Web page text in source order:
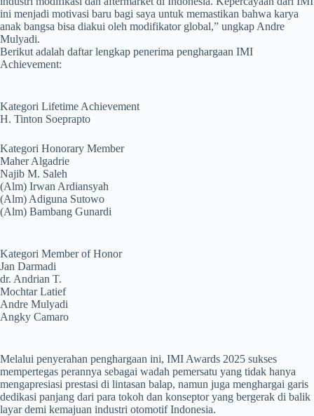
ini menjadi motivasi baru bagi saya untuk memastikan bahwa karya
anak bangsa bisa diakui oleh modifikator global,” ungkap Andre
Mulyadi.
Berikut adalah daftar lengkap penerima penghargaan IMI
Achievement:
Kategori Lifetime Achievement
H. Tinton Soeprapto
Kategori Honorary Member
Maher Algadrie
Najib M. Saleh
(Alm) Irwan Ardiansyah
(Alm) Adiguna Sutowo
(Alm) Bambang Gunardi
Kategori Member of Honor
Jan Darmadi
dr. Andrian T.
Mochtar Latief
Andre Mulyadi
Angky Camaro
Melalui penyerahan penghargaan ini, IMI Awards 2025 sukses
mempertegas perannya sebagai wadah pemersatu yang tidak hanya
mengapresiasi prestasi di lintasan balap, namun juga menghargai garis
dedikasi panjang dari para tokoh dan konseptor yang bergerak di balik
layar demi kemajuan industri otomotif Indonesia.